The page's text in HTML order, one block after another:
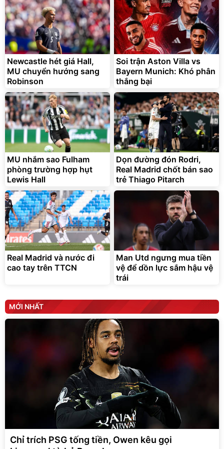
2.143.650 đ
Flash Sale
399.000đ
Đã bán nhiều
Bạt phủ xe ô tô cao cấp,
tráng nhôm 03 lớp
325.000đ
Đã bán nhiều
Xe đạp điện trợ lực G-
Force C14 gấp gọn bỏ cốp
tiện lợi
9.900.000đ
7.092.000đ
Đang xem nhiều
G-FORCE VIETNA
Newcastle hét giá Hall,
MU chuyển hướng sang
Robinson
Soi trận Aston Villa vs
Bayern Munich: Khó phân
thắng bại
MU nhắm sao Fulham
phòng trường hợp hụt
Lewis Hall
Dọn đường đón Rodri,
Real Madrid chốt bán sao
trẻ Thiago Pitarch
Real Madrid và nước đi
cao tay trên TTCN
Man Utd ngưng mua tiền
vệ để dồn lực sắm hậu vệ
trái
MỚI NHẤT
Chỉ trích PSG tống tiền, Owen kêu gọi